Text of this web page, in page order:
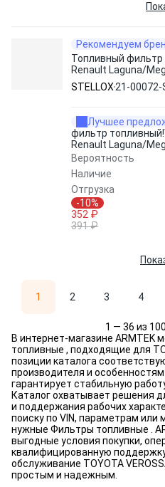
Рекомендуем
Топливный фильтр
Renault Laguna/
106-406 1.1-3.0 95>
STELLOX 21-00072-
Лучшее
фильтр
Renault Laguna/
Вероятность
Наличие
Отгрузка
-10%
352 ₽
391 ₽
1 2 3 4
1 — 36 из
В интернет-магазине
топливные , подходящие для
позиции каталога
производителя и
гарантирует стабильную
Каталог охватывает решения
и поддержания рабочих
поиску по VIN, параметрам
нужные Фильтры топливные .
выгодные условия покупки,
квалифицированную
обслуживание TOYOTA
простым и надежным.